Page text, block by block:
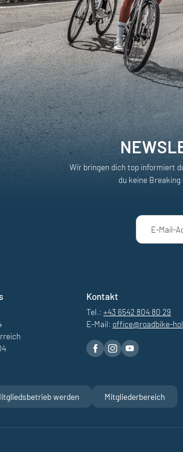
Wir bringen dich top informiert
du keine Breaking
E-Mail-
Kontakt
Tel.: +43 6542 804 80 29
E-Mail: office@roadbike-
werden Mitgliederbereich